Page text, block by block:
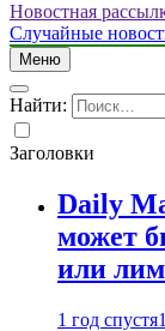
Новостная
Случайные
Меню
Найти:
Заголовки
Daily
может
или
1 год спустя